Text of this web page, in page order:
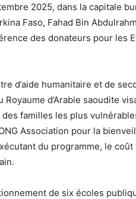
2025, dans la capitale
Faso, Fahad Bin
des donateurs pour les
d’aide humanitaire et de
Royaume d’Arabie saoudite
familles les plus
Association pour la
du programme, le coût
de six écoles